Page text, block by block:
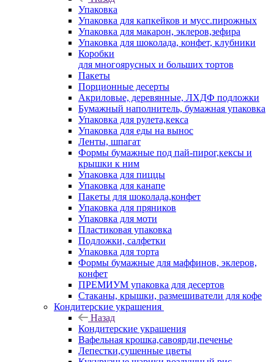
Упаковка
Упаковка для капкейков и мусс.пирожных
Упаковка для макарон, эклеров,зефира
Упаковка для шоколада, конфет, клубники
Коробки
для многоярусных и больших тортов
Пакеты
Порционные десерты
Акриловые, деревянные, ЛХДФ подложки
Бумажный наполнитель, бумажная упаковка
Упаковка для рулета,кекса
Упаковка для еды на вынос
Ленты, шпагат
Формы бумажные под пай-пирог,кексы и
крышки к ним
Упаковка для пиццы
Упаковка для канапе
Пакеты для шоколада,конфет
Упаковка для пряников
Упаковка для моти
Пластиковая упаковка
Подложки, салфетки
Упаковка для торта
Формы бумажные для маффинов, эклеров,
конфет
ПРЕМИУМ упаковка для десертов
Стаканы, крышки, размешиватели для кофе
Кондитерские украшения
Назад
Кондитерские украшения
Вафельная крошка,савоярди,печенье
Лепестки,сушенные цветы